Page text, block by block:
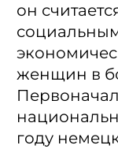
он
женщин в
году